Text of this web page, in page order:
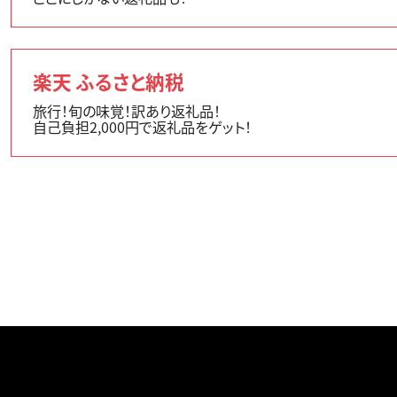
楽天 ふるさと納税
旅行！旬の味覚！訳あり返礼品！
自己負担2,000円で返礼品をゲット！